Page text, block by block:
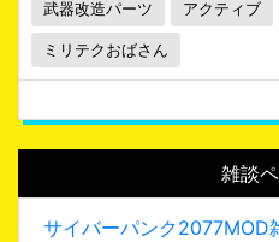
武器改造パーツ アクティブ
ミリテクおばさん
雑談
サイバーパンク2077MOD